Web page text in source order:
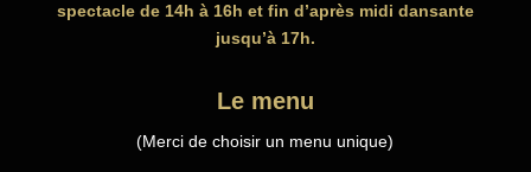
spectacle de 14h à 16h et fin d’après midi dansante
jusqu’à 17h.
Le menu
(Merci de choisir un menu unique)